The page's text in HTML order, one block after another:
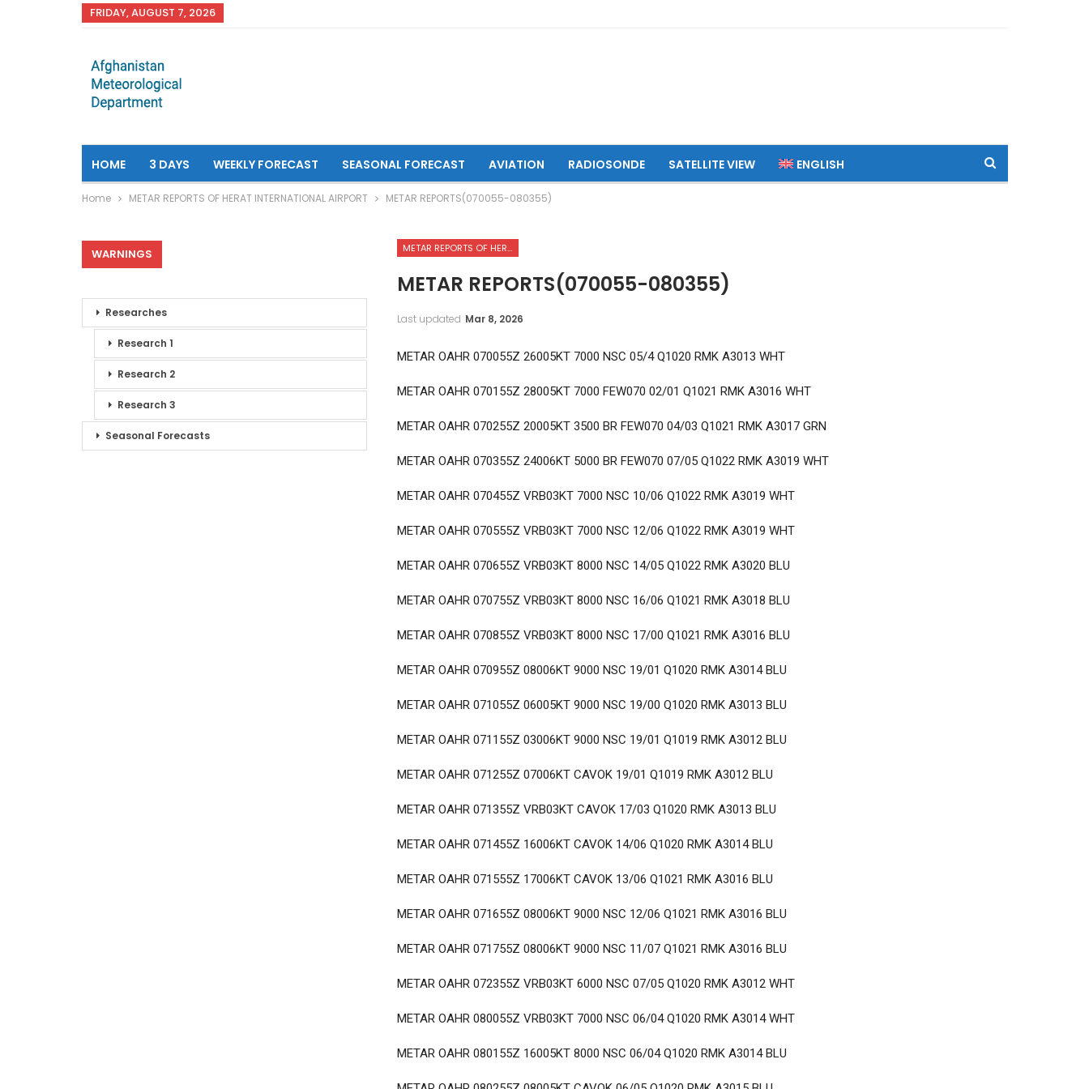
FRIDAY, AUGUST 7, 2026
HOME 3 DAYS WEEKLY FORECAST SEASONAL FORECAST AVIATION RADIOSONDE SATELLITE VIEW ENGLISH
Home METAR REPORTS OF HERAT INTERNATIONAL AIRPORT METAR REPORTS(070055-080355)
METAR REPORTS OF HERAT INTERNATIONAL AIRPORT
METAR REPORTS(070055-080355)
Last updated Mar 8, 2026
METAR OAHR 070055Z 26005KT 7000 NSC 05/4 Q1020 RMK A3013 WHT
METAR OAHR 070155Z 28005KT 7000 FEW070 02/01 Q1021 RMK A3016 WHT
METAR OAHR 070255Z 20005KT 3500 BR FEW070 04/03 Q1021 RMK A3017 GRN
METAR OAHR 070355Z 24006KT 5000 BR FEW070 07/05 Q1022 RMK A3019 WHT
METAR OAHR 070455Z VRB03KT 7000 NSC 10/06 Q1022 RMK A3019 WHT
METAR OAHR 070555Z VRB03KT 7000 NSC 12/06 Q1022 RMK A3019 WHT
METAR OAHR 070655Z VRB03KT 8000 NSC 14/05 Q1022 RMK A3020 BLU
METAR OAHR 070755Z VRB03KT 8000 NSC 16/06 Q1021 RMK A3018 BLU
METAR OAHR 070855Z VRB03KT 8000 NSC 17/00 Q1021 RMK A3016 BLU
METAR OAHR 070955Z 08006KT 9000 NSC 19/01 Q1020 RMK A3014 BLU
METAR OAHR 071055Z 06005KT 9000 NSC 19/00 Q1020 RMK A3013 BLU
METAR OAHR 071155Z 03006KT 9000 NSC 19/01 Q1019 RMK A3012 BLU
METAR OAHR 071255Z 07006KT CAVOK 19/01 Q1019 RMK A3012 BLU
METAR OAHR 071355Z VRB03KT CAVOK 17/03 Q1020 RMK A3013 BLU
METAR OAHR 071455Z 16006KT CAVOK 14/06 Q1020 RMK A3014 BLU
METAR OAHR 071555Z 17006KT CAVOK 13/06 Q1021 RMK A3016 BLU
METAR OAHR 071655Z 08006KT 9000 NSC 12/06 Q1021 RMK A3016 BLU
METAR OAHR 071755Z 08006KT 9000 NSC 11/07 Q1021 RMK A3016 BLU
METAR OAHR 072355Z VRB03KT 6000 NSC 07/05 Q1020 RMK A3012 WHT
METAR OAHR 080055Z VRB03KT 7000 NSC 06/04 Q1020 RMK A3014 WHT
METAR OAHR 080155Z 16005KT 8000 NSC 06/04 Q1020 RMK A3014 BLU
WARNINGS
Researches
Research 1
Research 2
Research 3
Seasonal Forecasts